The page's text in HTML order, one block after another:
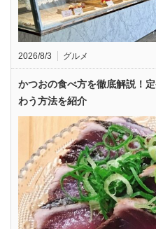
2026/8/3 グルメ
かつおの食べ方を徹底解説！
わう方法を紹介